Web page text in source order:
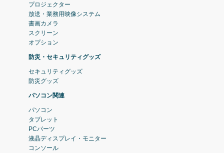
プロジェクター
放送・業務用映像システム
書画カメラ
スクリーン
オプション
防災・セキュリティグッズ
セキュリティグッズ
防災グッズ
パソコン関連
パソコン
タブレット
PCパーツ
液晶ディスプレイ・モニター
コンソール